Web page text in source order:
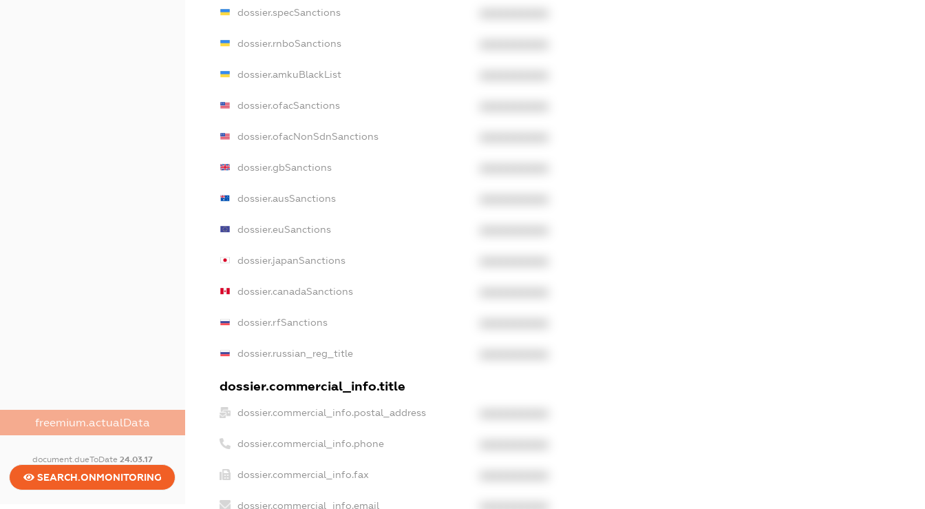
freemium.actualData
document.dueToDate 24.03.17
SEARCH.ONMONITORING
dossier.specSanctions
dossier.rnboSanctions
dossier.amkuBlackList
dossier.ofacSanctions
dossier.ofacNonSdnSanctions
dossier.gbSanctions
dossier.ausSanctions
dossier.euSanctions
dossier.japanSanctions
dossier.canadaSanctions
dossier.rfSanctions
dossier.russian_reg_title
dossier.commercial_info.title
dossier.commercial_info.postal_address
dossier.commercial_info.phone
dossier.commercial_info.fax
dossier.commercial_info.email